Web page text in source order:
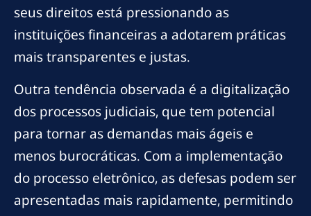
seus direitos está pressionando as
instituições financeiras a adotarem práticas
mais transparentes e justas.
Outra tendência observada é a digitalização
dos processos judiciais, que tem potencial
para tornar as demandas mais ágeis e
menos burocráticas. Com a implementação
do processo eletrônico, as defesas podem ser
apresentadas mais rapidamente, permitindo